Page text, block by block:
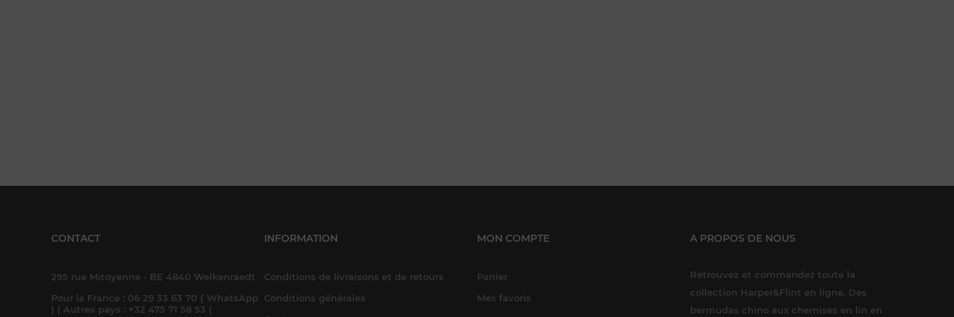
CONTACT
295 rue Mitoyenne - BE 4840 Welkenraedt
Pour la France : 06 29 33 63 70 ( WhatsApp
) | Autres pays : +32 475 71 58 53 (
INFORMATION
Conditions de livraisons et de retours
Conditions générales
MON COMPTE
Panier
Mes favoris
A PROPOS DE NOUS
Retrouvez et commandez toute la
collection Harper&Flint en ligne. Des
bermudas chino aux chemises en lin en